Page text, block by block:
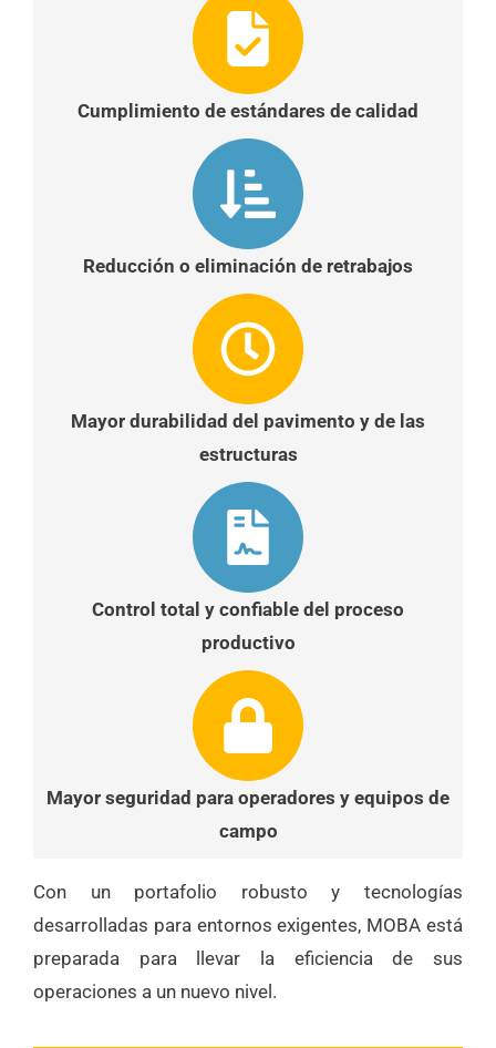
Cumplimiento de estándares de calidad
Reducción o eliminación de retrabajos
Mayor durabilidad del pavimento y de las
estructuras
Control total y confiable del proceso
productivo
Mayor seguridad para operadores y equipos de
campo
Con un portafolio robusto y tecnologías
desarrolladas para entornos exigentes, MOBA está
preparada para llevar la eficiencia de sus
operaciones a un nuevo nivel.